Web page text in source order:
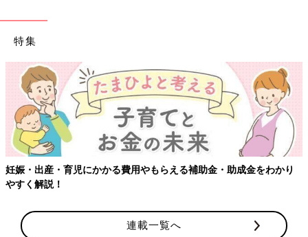
特集
妊娠・出産・育児にかかる費用やもらえる補助金・助成金をわかり
やすく解説！
連載一覧へ